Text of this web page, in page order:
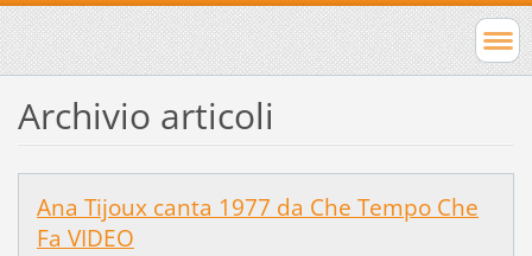
Archivio articoli
Ana Tijoux canta 1977 da Che Tempo Che
Fa VIDEO